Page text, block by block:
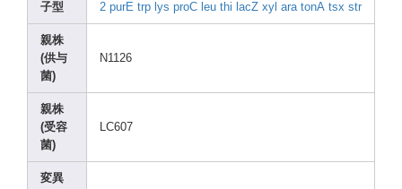
子型
2 purE trp lys proC leu thi lacZ xyl ara tonA tsx str
親株
(供与
菌)
N1126
親株
(受容
菌)
LC607
変異